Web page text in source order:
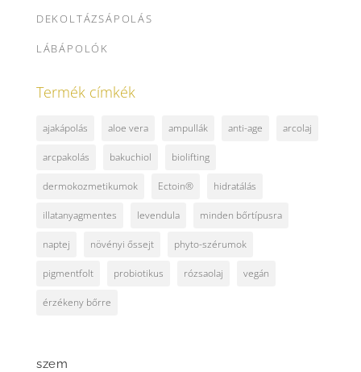
DEKOLTÁZSÁPOLÁS
LÁBÁPOLÓK
Termék címkék
ajakápolás aloe vera ampullák anti-age arcolaj
arcpakolás bakuchiol biolifting
dermokozmetikumok Ectoin® hidratálás
illatanyagmentes levendula minden bőrtípusra
naptej növényi őssejt phyto-szérumok
pigmentfolt probiotikus rózsaolaj vegán
érzékeny bőrre
szem